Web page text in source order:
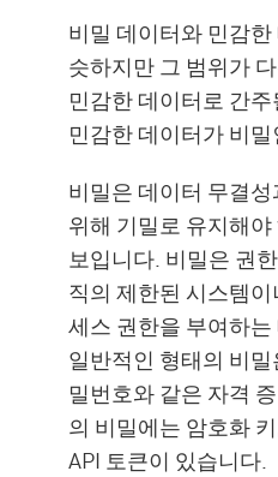
비밀 데이터와 민감
슷하지만 그 범위가
민감한 데이터로 간
민감한 데이터가 비
비밀은 데이터 무결
위해 기밀로 유지해
보입니다. 비밀은 권
직의 제한된 시스템
세스 권한을 부여하
일반적인 형태의 비
밀번호와 같은 자격
의 비밀에는 암호화
API 토큰이 있습니다.